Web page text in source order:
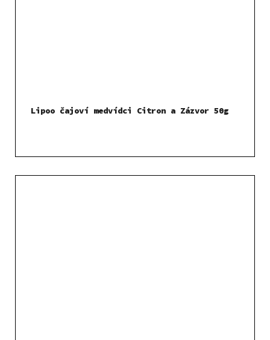
Lipoo čajoví medvídci Citron a Zázvor 50g